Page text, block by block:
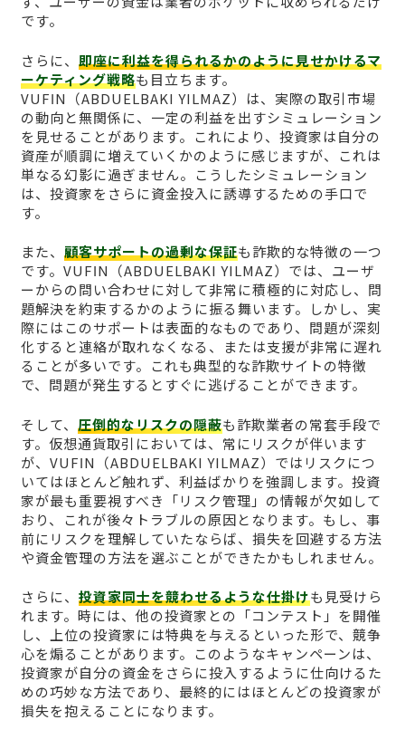
です。
さらに、 即座に利益を得られるかのように見せかけるマ
ーケティング戦略も目立ちます。
VUFΙN（ABDUELBAKI YILMAZ）は、実際の取引市場
の動向と無関係に、一定の利益を出すシミュレーション
を見せることがあります。これにより、投資家は自分の
資産が順調に増えていくかのように感じますが、これは
単なる幻影に過ぎません。こうしたシミュレーション
は、投資家をさらに資金投入に誘導するための手口で
す。
また、 顧客サポートの過剰な保証も詐欺的な特徴の一つ
です。VUFΙN（ABDUELBAKI YILMAZ）では、ユーザ
ーからの問い合わせに対して非常に積極的に対応し、問
題解決を約束するかのように振る舞います。しかし、実
際にはこのサポートは表面的なものであり、問題が深刻
化すると連絡が取れなくなる、または支援が非常に遅れ
ることが多いです。これも典型的な詐欺サイトの特徴
で、問題が発生するとすぐに逃げることができます。
そして、 圧倒的なリスクの隠蔽も詐欺業者の常套手段で
す。仮想通貨取引においては、常にリスクが伴います
が、VUFΙN（ABDUELBAKI YILMAZ）ではリスクにつ
いてはほとんど触れず、利益ばかりを強調します。投資
家が最も重要視すべき「リスク管理」の情報が欠如して
おり、これが後々トラブルの原因となります。もし、事
前にリスクを理解していたならば、損失を回避する方法
や資金管理の方法を選ぶことができたかもしれません。
さらに、 投資家同士を競わせるような仕掛けも見受けら
れます。時には、他の投資家との「コンテスト」を開催
し、上位の投資家には特典を与えるといった形で、競争
心を煽ることがあります。このようなキャンペーンは、
投資家が自分の資金をさらに投入するように仕向けるた
めの巧妙な方法であり、最終的にはほとんどの投資家が
損失を抱えることになります。